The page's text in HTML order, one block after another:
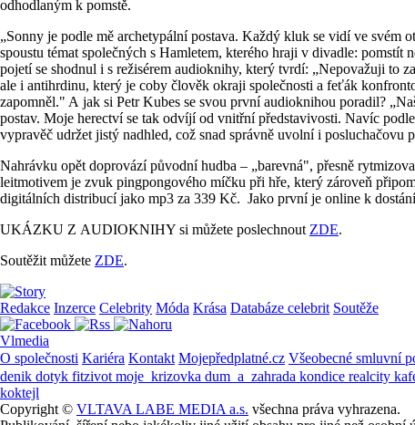
odhodlaným k pomstě.
„Sonny je podle mě archetypální postava. Každý kluk se vidí ve
spoustu témat společných s Hamletem, kterého hraji v divadle:
pojetí se shodnul i s režisérem audioknihy, který tvrdí: „Nepovažuji to
ale i antihrdinu, který je coby člověk okraji společnosti a feťák
zapomněl." A jak si Petr Kubes se svou první audioknihou poradil?
postav. Moje herectví se tak odvíjí od vnitřní představivosti. Navíc
vypravěč udržet jistý nadhled, což snad správně uvolní i posluchačovu
Nahrávku opět doprovází původní hudba – „barevná", přesně
leitmotivem je zvuk pingpongového míčku při hře, který zároveň
digitálních distribucí jako mp3 za 339 Kč. Jako první je online k
UKÁZKU Z AUDIOKNIHY si můžete poslechnout ZDE.
Soutěžit můžete ZDE.
Redakce Inzerce Celebrity Móda Krása Databáze celebrit Soutěže
Vlmedia
O společnosti Kariéra Kontakt Mojepředplatné.cz Všeobecné smluvní
denik dotyk fitzivot moje_krizovka dum_a_zahrada kondice realcity
koktejl
Copyright © VLTAVA LABE MEDIA a.s. všechna práva vyhrazena.